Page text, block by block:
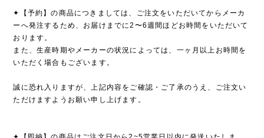
✦【予約】の商品につきましては、ご注文をいただいてからメーカ
ーへ発注するため、お届けまでに2〜6週間ほどお時間をいただいて
おります。
また、生産時期やメーカーの状況によっては、一ヶ月以上お時間を
いただく場合もございます。
誠に恐れ入りますが、上記内容をご確認・ご了承のうえ、ご注文い
ただけますようお願い申し上げます。